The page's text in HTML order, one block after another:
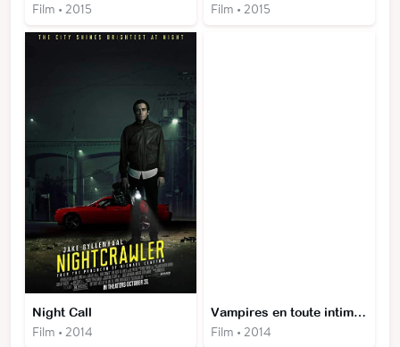
Film • 2015 Film • 2015
Night Call
Film • 2014
Vampires en toute intimité
Film • 2014